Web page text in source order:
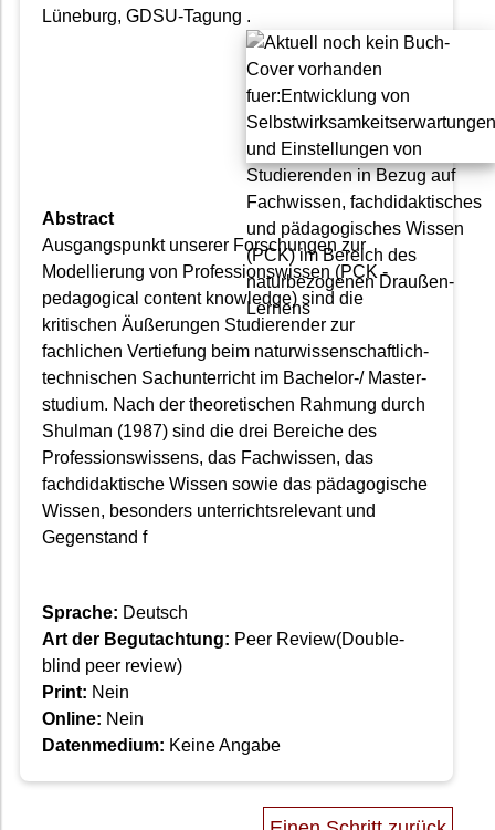
Lüneburg, GDSU-Tagung .
Abstract
Ausgangspunkt unserer Forschungen zur
Modellierung von Professionswissen (PCK -
pedagogical content knowledge) sind die
kritischen Äußerungen Studierender zur
fachlichen Vertiefung beim naturwissenschaftlich-
technischen Sachunterricht im Bachelor-/ Master-
studium. Nach der theoretischen Rahmung durch
Shulman (1987) sind die drei Bereiche des
Professionswissens, das Fachwissen, das
fachdidaktische Wissen sowie das pädagogische
Wissen, besonders unterrichtsrelevant und
Gegenstand f
Sprache: Deutsch
Art der Begutachtung: Peer Review(Double-
blind peer review)
Print: Nein
Online: Nein
Datenmedium: Keine Angabe